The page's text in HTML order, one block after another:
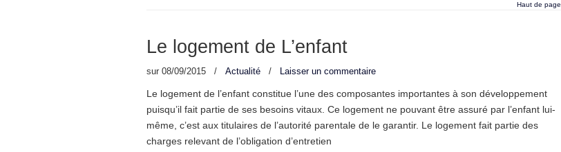
Haut de page
Le logement de L’enfant
sur 08/09/2015 / Actualité / Laisser un commentaire
Le logement de l’enfant constitue l’une des composantes importantes à son développement
puisqu’il fait partie de ses besoins vitaux. Ce logement ne pouvant être assuré par l’enfant lui-
même, c’est aux titulaires de l’autorité parentale de le garantir. Le logement fait partie des
charges relevant de l’obligation d’entretien